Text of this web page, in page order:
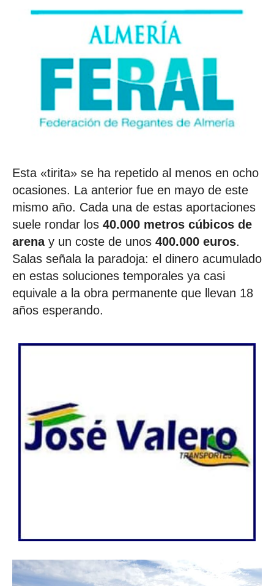
Esta «tirita» se ha repetido al menos en ocho
ocasiones. La anterior fue en mayo de este
mismo año. Cada una de estas aportaciones
suele rondar los 40.000 metros cúbicos de
arenay un coste de unos 400.000 euros.
Salas señala la paradoja: el dinero acumulado
en estas soluciones temporales ya casi
equivale a la obra permanente que llevan 18
años esperando.